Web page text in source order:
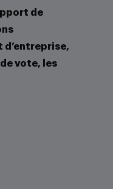
de
vote, les